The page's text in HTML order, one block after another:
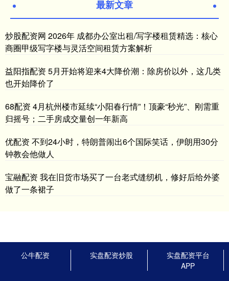
最新文章
炒股配资网 2026年 成都办公室出租/写字楼租赁精选：核心
商圈甲级写字楼与灵活空间租赁方案解析
益阳指配资 5月开始将迎来4大降价潮：除房价以外，这几类
也开始降价了
68配资 4月杭州楼市延续“小阳春行情”！顶豪“秒光”、刚需重
归摇号；二手房成交量创一年新高
优配资 不到24小时，特朗普闹出6个国际笑话，伊朗用30分
钟教会他做人
宝融配资 我在旧货市场买了一台老式缝纫机，修好后给外婆
做了一条裙子
公牛配资 实盘配资炒股
实盘配资平台
APP